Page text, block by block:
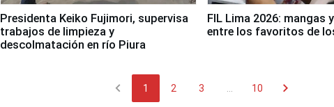
Presidenta Keiko Fujimori, supervisa
trabajos de limpieza y
descolmatación en río Piura
FIL Lima 2026: mangas
entre los favoritos de
chevron_left 1 2 3 10 chevron_right